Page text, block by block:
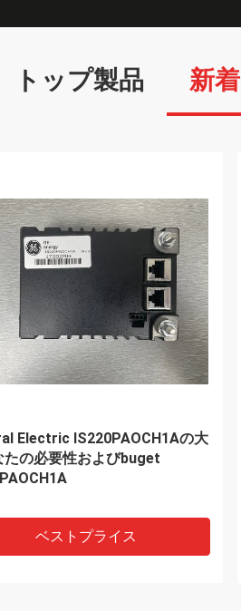
トップ製品 新着
Mark VI コントロ
ンターフェイス・モジュール
ー
ベストプライス